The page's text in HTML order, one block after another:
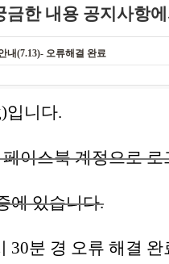
금한 내용 공지사항
내(7.13)- 오류해결 완료
입니다.
이스북 계정으로
에 있습니다.
30분 경 오류 해결